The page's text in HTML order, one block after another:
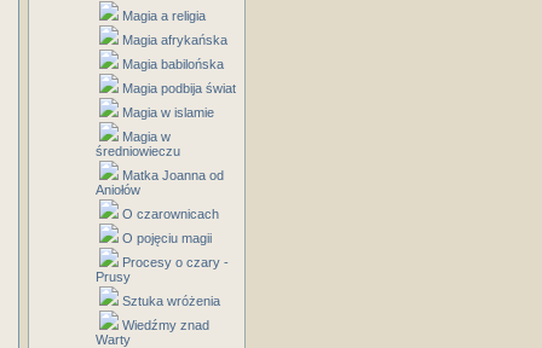
Magia a religia
Magia afrykańska
Magia babilońska
Magia podbija świat
Magia w islamie
Magia w
średniowieczu
Matka Joanna od
Aniołów
O czarownicach
O pojęciu magii
Procesy o czary -
Prusy
Sztuka wróżenia
Wiedźmy znad
Warty